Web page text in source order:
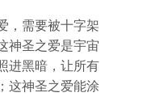
，需要被十字架
神圣之爱是宇宙
进黑暗，让所有
这神圣之爱能涂